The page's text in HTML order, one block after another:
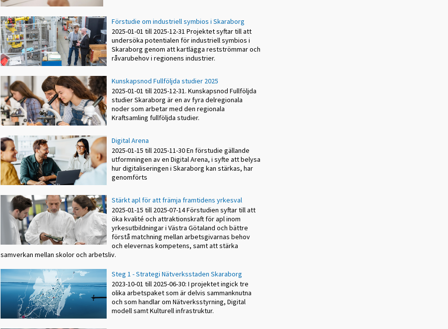
Förstudie om industriell symbios i Skaraborg
2025-01-01 till 2025-12-31 Projektet syftar till att
undersöka potentialen för industriell symbios i
Skaraborg genom att kartlägga restströmmar och
råvarubehov i regionens industrier.
Kunskapsnod Fullföljda studier 2025
2025-01-01 till 2025-12-31. Kunskapsnod Fullföljda
studier Skaraborg är en av fyra delregionala
noder som arbetar med den regionala
Kraftsamling fullföljda studier.
Digital Arena
2025-01-15 till 2025-11-30 En förstudie gällande
utformningen av en Digital Arena, i syfte att belysa
hur digitaliseringen i Skaraborg kan stärkas, har
genomförts
Stärkt apl för att främja framtidens yrkesval
2025-01-15 till 2025-07-14 Förstudien syftar till att
öka kvalité och attraktionskraft för apl inom
yrkesutbildningar i Västra Götaland och bättre
förstå matchning mellan arbetsgivarnas behov
och elevernas kompetens, samt att stärka
samverkan mellan skolor och arbetsliv.
Steg 1 - Strategi Nätverksstaden Skaraborg
2023-10-01 till 2025-06-30: I projektet ingick tre
olika arbetspaket som är delvis sammanknutna
och som handlar om Nätverksstyrning, Digital
modell samt Kulturell infrastruktur.